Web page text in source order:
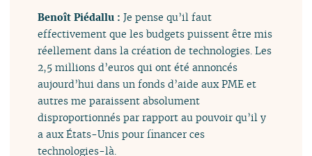
Benoît Piédallu :Je pense qu’il faut
effectivement que les budgets puissent être mis
réellement dans la création de technologies. Les
2,5 millions d’euros qui ont été annoncés
aujourd’hui dans un fonds d’aide aux PME et
autres me paraissent absolument
disproportionnés par rapport au pouvoir qu’il y
a aux États-Unis pour financer ces
technologies-là.